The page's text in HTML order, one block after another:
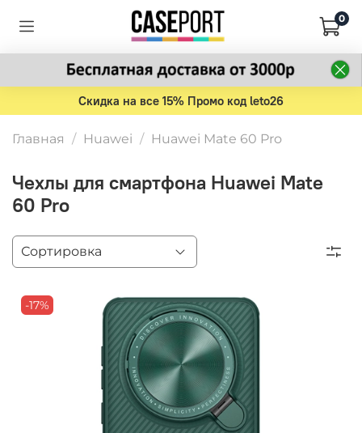
0
Скидка на все 15% Промо код leto26
Главная Huawei Huawei Mate 60 Pro
Чехлы для смартфона Huawei Mate
60 Pro
-17%